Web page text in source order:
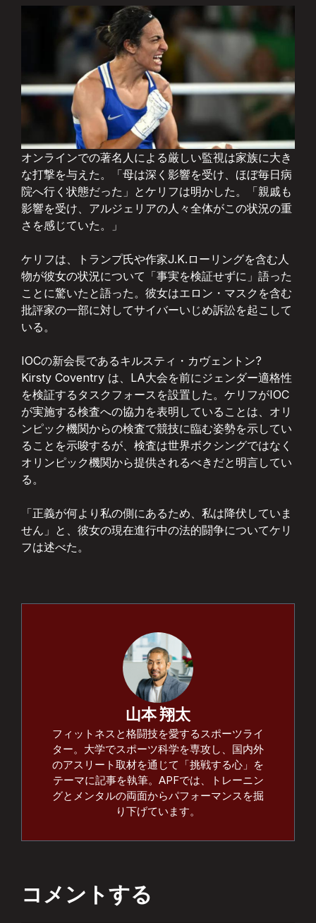
オンラインでの著名人による厳しい監視は家族に大き
な打撃を与えた。「母は深く影響を受け、ほぼ毎日病
院へ行く状態だった」とケリフは明かした。「親戚も
影響を受け、アルジェリアの人々全体がこの状況の重
さを感じていた。」
ケリフは、トランプ氏や作家J.K.ローリングを含む人
物が彼女の状況について「事実を検証せずに」語った
ことに驚いたと語った。彼女はエロン・マスクを含む
批評家の一部に対してサイバーいじめ訴訟を起こして
いる。
IOCの新会長であるキルスティ・カヴェントン?
Kirsty Coventry は、LA大会を前にジェンダー適格性
を検証するタスクフォースを設置した。ケリフがIOC
が実施する検査への協力を表明していることは、オリ
ンピック機関からの検査で競技に臨む姿勢を示してい
ることを示唆するが、検査は世界ボクシングではなく
オリンピック機関から提供されるべきだと明言してい
る。
「正義が何より私の側にあるため、私は降伏していま
せん」と、彼女の現在進行中の法的闘争についてケリ
フは述べた。
山本 翔太
フィットネスと格闘技を愛するスポーツライ
ター。大学でスポーツ科学を専攻し、国内外
のアスリート取材を通じて「挑戦する心」を
テーマに記事を執筆。APFでは、トレーニン
グとメンタルの両面からパフォーマンスを掘
り下げています。
コメントする